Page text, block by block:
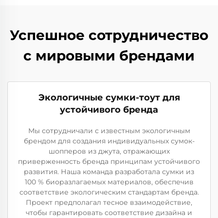
Успешное сотрудничество
с мировыми брендами
Экологичные сумки-тоут для
устойчивого бренда
Мы сотрудничали с известным экологичным
брендом для создания индивидуальных сумок-
шопперов из джута, отражающих
приверженность бренда принципам устойчивого
развития. Наша команда разработала сумки из
100 % биоразлагаемых материалов, обеспечив
соответствие экологическим стандартам бренда.
Проект предполагал тесное взаимодействие,
чтобы гарантировать соответствие дизайна и